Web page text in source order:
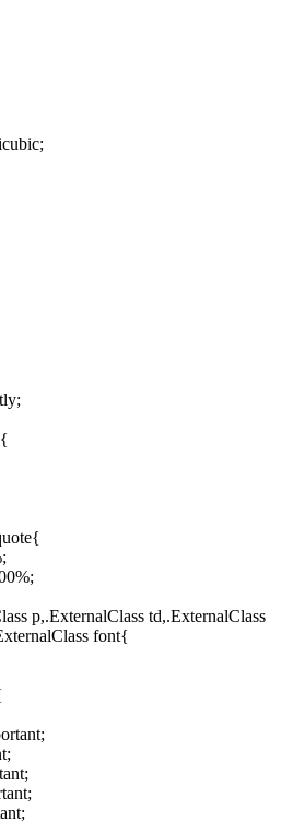
p,.ExternalClass td,.ExternalClass
font{